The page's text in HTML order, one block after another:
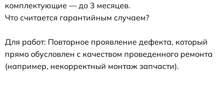
комплектующие — до 3 месяцев.
Что считается гарантийным случаем?
Для работ: Повторное проявление дефекта, который
прямо обусловлен с качеством проведенного ремонта
(например, некорректный монтаж запчасти).